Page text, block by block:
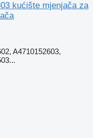
kućište mjenjača za
A4710152603,